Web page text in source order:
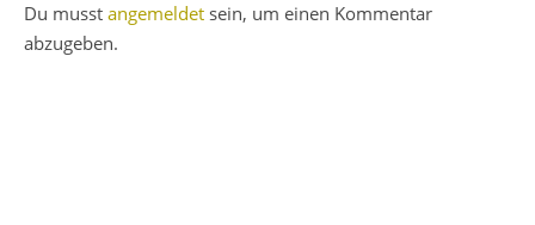
Du musst angemeldet sein, um einen Kommentar
abzugeben.